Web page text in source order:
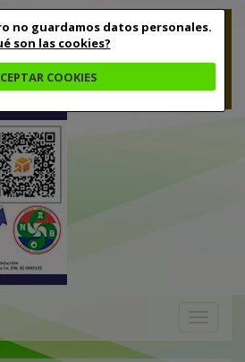
no guardamos datos personales.
son las cookies?
COOKIES